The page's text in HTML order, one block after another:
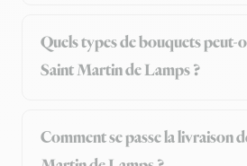
Quels types de bouquets peut-
Saint Martin de Lamps ?
Comment se passe la livraison